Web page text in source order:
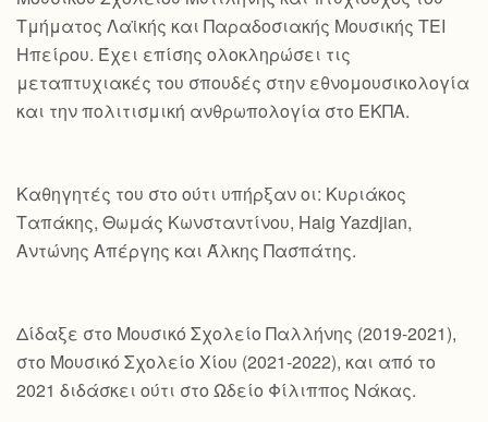
Τμήματος Λαϊκής και Παραδοσιακής Μουσικής ΤΕΙ
Ηπείρου. Έχει επίσης ολοκληρώσει τις
μεταπτυχιακές του σπουδές στην εθνομουσικολογία
και την πολιτισμική ανθρωπολογία στο ΕΚΠΑ.
Καθηγητές του στο ούτι υπήρξαν οι: Κυριάκος
Ταπάκης, Θωμάς Κωνσταντίνου, Haig Yazdjian,
Αντώνης Απέργης και Άλκης Πασπάτης.
Δίδαξε στο Μουσικό Σχολείο Παλλήνης (2019-2021),
στο Μουσικό Σχολείο Χίου (2021-2022), και από το
2021 διδάσκει ούτι στο Ωδείο Φίλιππος Νάκας.